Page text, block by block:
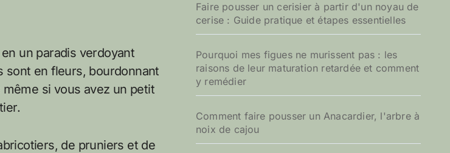
un paradis verdoyant
sont en fleurs, bourdonnant
si vous avez un petit
de pruniers et de
Faire pousser un cerisier à partir d'un noyau de
cerise : Guide pratique et étapes essentielles
Pourquoi mes figues ne murissent pas : les
raisons de leur maturation retardée et comment
y remédier
Comment faire pousser un Anacardier, l'arbre à
noix de cajou